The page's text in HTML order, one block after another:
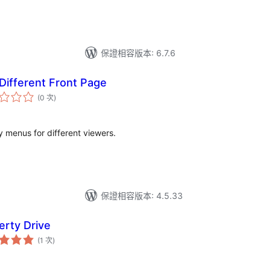
保證相容版本: 6.7.6
Front Page
(0 次評
分)
menus for different viewers.
保證相容版本: 4.5.33
Drive
(1 次評
分)